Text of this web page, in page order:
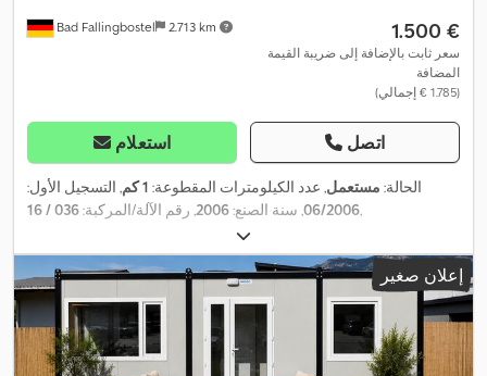
Bad Fallingbostel 2.713 km ‏1.500 €
سعر ثابت بالإضافة إلى ضريبة القيمة
المضافة
(‏1.785 € إجمالي)
استعلام اتصل
الحالة: مستعمل, عدد الكيلومترات المقطوعة: 1 كم
, التسجيل الأول:
06/2006, سنة الصنع:2006, رقم الآلة/المركبة:036 / 16 ,
إعلان صغير